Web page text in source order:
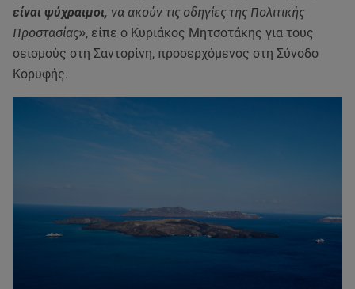
είναι ψύχραιμοι, να ακούν τις οδηγίες της Πολιτικής
Προστασίας», είπε ο Κυριάκος Μητσοτάκης για τους
σεισμούς στη Σαντορίνη, προσερχόμενος στη Σύνοδο
Κορυφής.